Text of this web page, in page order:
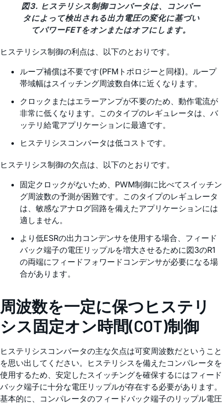
図3. ヒステリシス制御コンバータは、コンバー
タによって検出される出力電圧の変化に基づい
てパワーFETをオンまたはオフにします。
ヒステリシス制御の利点は、以下のとおりです。
ループ補償は不要です(PFMトポロジーと同様)。ループ
帯域幅はスイッチング周波数自体に近くなります。
クロックまたはエラーアンプが不要のため、動作電流が
非常に低くなります。このタイプのレギュレータは、バ
ッテリ給電アプリケーションに最適です。
ヒステリシスコンバータは低コストです。
ヒステリシス制御の欠点は、以下のとおりです。
固定クロックがないため、PWM制御に比べてスイッチン
グ周波数の予測が困難です。このタイプのレギュレータ
は、敏感なアナログ回路を備えたアプリケーションには
適しません。
より低ESRの出力コンデンサを使用する場合、フィード
バック端子の電圧リップルを増大させるために図3のR1
の両端にフィードフォワードコンデンサが必要になる場
合があります。
周波数を一定に保つヒステリ
シス固定オン時間(COT)制御
ヒステリシスコンバータの主な欠点は可変周波数だということ
を思い出してください。ヒステリシスを備えたコンパレータを
使用するため、安定したスイッチングを確保するにはフィード
バック端子に十分な電圧リップルが存在する必要があります。
基本的に、コンパレータのフィードバック端子のリップル電圧